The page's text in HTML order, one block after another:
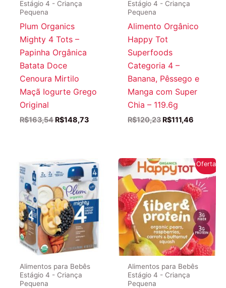
Estágio 4 - Criança
Pequena
Plum Organics
Mighty 4 Tots –
Papinha Orgânica
Batata Doce
Cenoura Mirtilo
Maçã Iogurte Grego
Original
R$163,54 O
R$148,73O
Estágio 4 - Criança
Pequena
Alimento Orgânico
Happy Tot
Superfoods
Categoria 4 –
Banana, Pêssego e
Manga com Super
Chia – 119.6g
R$120,23 O
R$111,46
Alimentos para Bebês
Estágio 4 - Criança
Pequena
Oferta!
Alimentos para Bebês
Estágio 4 - Criança
Pequena